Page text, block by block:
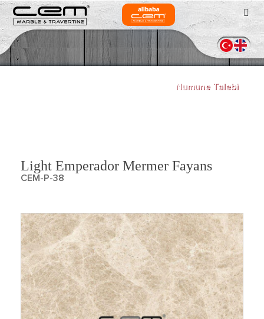
Numune Talebi
Light Emperador Mermer Fayans
CEM-P-38